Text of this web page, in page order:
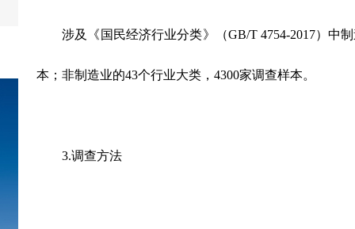
涉及《国民经济行业分类》（GB/T 4754-2017）中
本；非制造业的43个行业大类， 4300家调查样本。
3.调查方法